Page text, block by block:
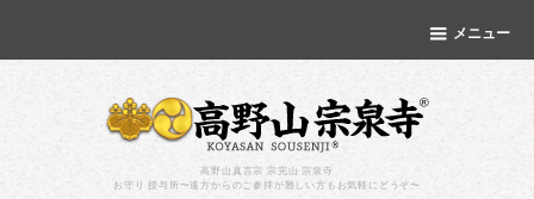
メニュー
高野山真言宗 宗完山 宗泉寺
お守り 授与所〜遠方からのご参拝が難しい方もお気軽にどうぞ〜